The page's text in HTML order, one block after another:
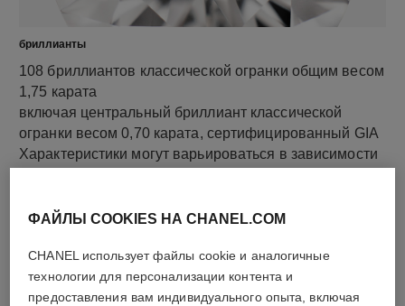
бриллианты
108 бриллиантов классической огранки общим весом
1,75 карата
включая центральный бриллиант классической
огранки весом 0,70 карата, сертифицированный GIA
Характеристики могут варьироваться в зависимости
ФАЙЛЫ COOKIES НА CHANEL.COM
CHANEL использует файлы cookie и аналогичные
технологии для персонализации контента и
предоставления вам индивидуального опыта, включая